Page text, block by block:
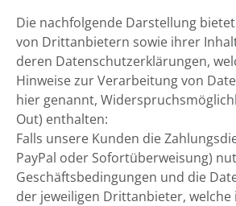
Die nachfolgende Darstellung
von Drittanbietern sowie ihrer
deren Datenschutzerklärungen,
Hinweise zur Verarbeitung von
hier genannt,
Out) enthalten:
Falls unsere Kunden die
PayPal oder Sofortüberweisung)
Geschäftsbedingungen und die
der jeweiligen Drittanbieter,